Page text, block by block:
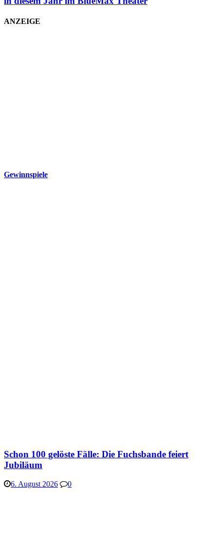
ANZEIGE
Gewinnspiele
Schon 100 gelöste Fälle: Die Fuchsbande feiert
Jubiläum
6. August 2026 0